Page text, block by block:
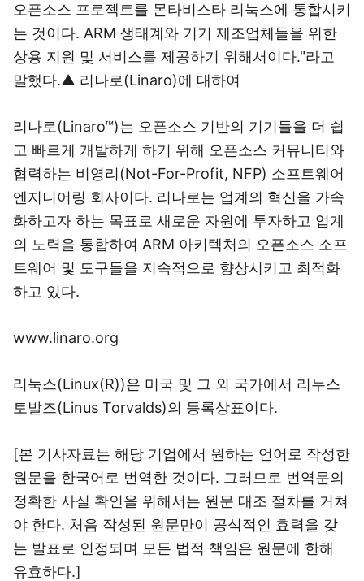
오픈소스 프로젝트를 몬타비스타 리눅스에 통합시키
는 것이다. ARM 생태계와 기기 제조업체들을 위한
상용 지원 및 서비스를 제공하기 위해서이다."라고
말했다.▲ 리나로(Linaro)에 대하여
리나로(Linaro™)는 오픈소스 기반의 기기들을 더 쉽
고 빠르게 개발하게 하기 위해 오픈소스 커뮤니티와
협력하는 비영리(Not-For-Profit, NFP) 소프트웨어
엔지니어링 회사이다. 리나로는 업계의 혁신을 가속
화하고자 하는 목표로 새로운 자원에 투자하고 업계
의 노력을 통합하여 ARM 아키텍처의 오픈소스 소프
트웨어 및 도구들을 지속적으로 향상시키고 최적화
하고 있다.
www.linaro.org
리눅스(Linux(R))은 미국 및 그 외 국가에서 리누스
토발즈(Linus Torvalds)의 등록상표이다.
[본 기사자료는 해당 기업에서 원하는 언어로 작성한
원문을 한국어로 번역한 것이다. 그러므로 번역문의
정확한 사실 확인을 위해서는 원문 대조 절차를 거쳐
야 한다. 처음 작성된 원문만이 공식적인 효력을 갖
는 발표로 인정되며 모든 법적 책임은 원문에 한해
유효하다.]